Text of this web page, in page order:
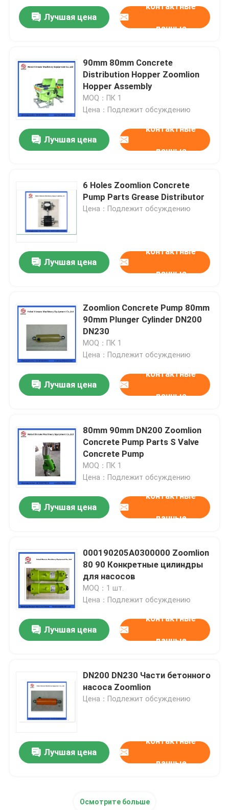
Главная страница
Ролики
О Компании
Наша фабрика
контроль качества
контактные данные
Отправить запрос
Части конкретного насоса Schwing
Лучшая цена
контактные
данные
90mm 80mm Concrete
Distribution Hopper Zoomlion
Hopper Assembly
MOQ：ПК 1
Цена：Подлежит обсуждению
Лучшая цена
контактные
данные
6 Holes Zoomlion Concrete
Pump Parts Grease Distributor
Цена：Подлежит обсуждению
Лучшая цена
контактные
данные
Zoomlion Concrete Pump 80mm
90mm Plunger Cylinder DN200
DN230
MOQ：ПК 1
Цена：Подлежит обсуждению
Лучшая цена
контактные
данные
80mm 90mm DN200 Zoomlion
Concrete Pump Parts S Valve
Concrete Pump
MOQ：ПК 1
Цена：Подлежит обсуждению
Лучшая цена
контактные
данные
000190205A0300000 Zoomlion
80 90 Конкретные цилиндры
для насосов
MOQ：1 шт.
Цена：Подлежит обсуждению
Лучшая цена
контактные
данные
DN200 DN230 Части бетонного
насоса Zoomlion
Цена：Подлежит обсуждению
Лучшая цена
контактные
данные
Осмотрите больше